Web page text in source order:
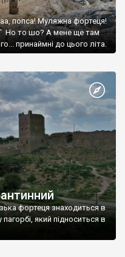
попса! Муляжна фортеця!
Но то шо? А мене ще там
принаймні до цього літа.
фортеця знаходиться в
який підноситься в